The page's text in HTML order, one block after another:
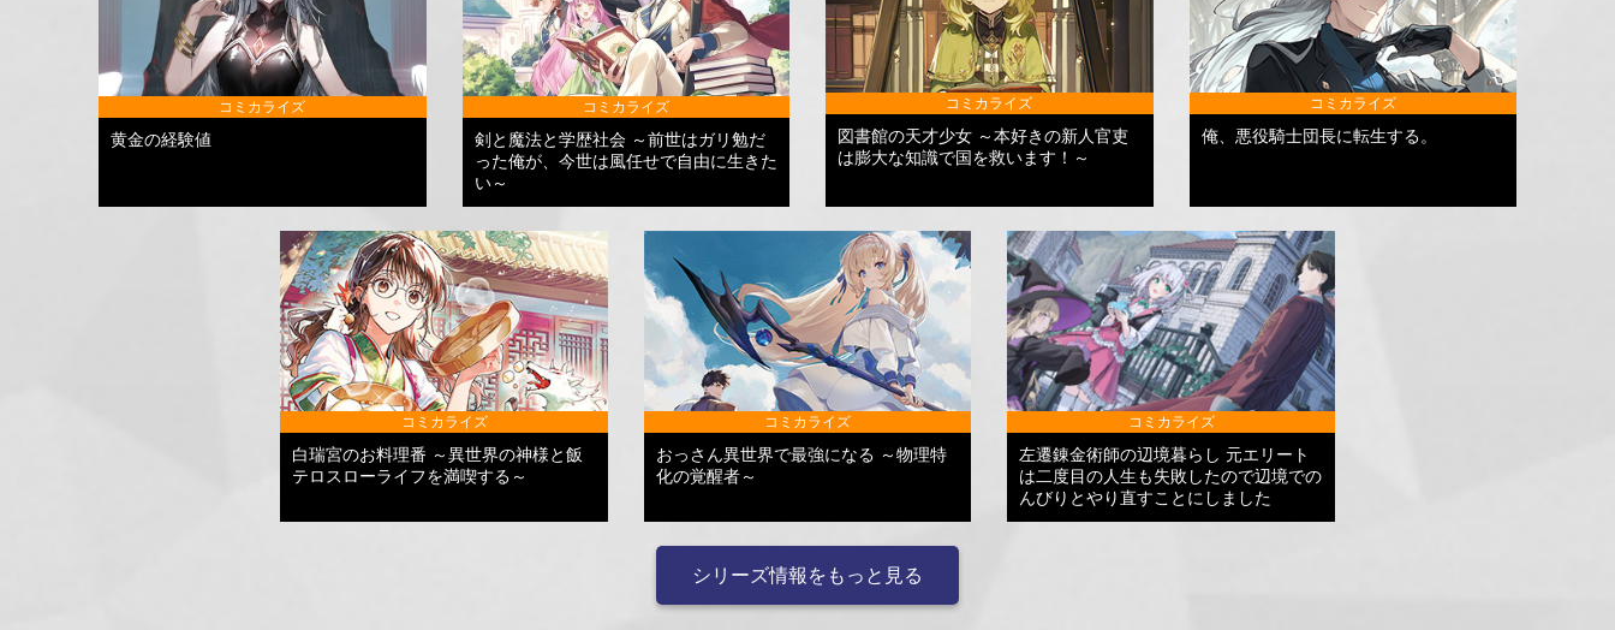
コミカライズ
黄金の経験値
コミカライズ
剣と魔法と学歴社会 ～前世はガリ勉だ
った俺が、今世は風任せで自由に生きた
い～
コミカライズ
図書館の天才少女 ～本好きの新人官吏
は膨大な知識で国を救います！～
コミカライズ
俺、悪役騎士団長に転生する。
コミカライズ
白瑞宮のお料理番 ～異世界の神様と飯
テロスローライフを満喫する～
コミカライズ
おっさん異世界で最強になる ～物理特
化の覚醒者～
コミカライズ
左遷錬金術師の辺境暮らし 元エリート
は二度目の人生も失敗したので辺境での
んびりとやり直すことにしました
シリーズ情報をもっと見る